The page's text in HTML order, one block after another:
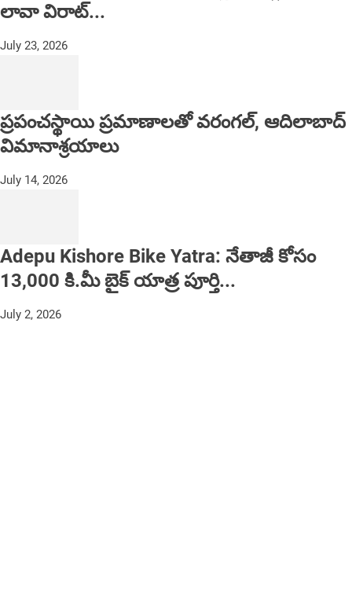
లావా విరాట్...
July 23, 2026
ప్రపంచస్థాయి ప్రమాణాలతో వరంగల్, ఆదిలాబాద్
విమానాశ్రయాలు
July 14, 2026
Adepu Kishore Bike Yatra: నేతాజీ కోసం
13,000 కి.మీ బైక్ యాత్ర పూర్తి...
July 2, 2026